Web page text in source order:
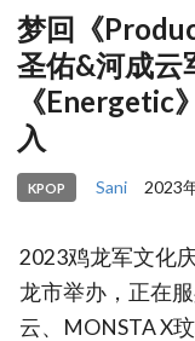
梦回《
圣佑&河成云
《Energetic
入
KPOP Sani 2023
2023鸡龙军文化
龙市举办，正在
云、MONSTA X